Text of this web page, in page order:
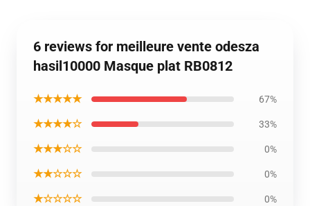
6 reviews for meilleure vente odesza
hasil10000 Masque plat RB0812
★★★★★ 67%
★★★★☆ 33%
★★★☆☆ 0%
★★☆☆☆ 0%
★☆☆☆☆ 0%